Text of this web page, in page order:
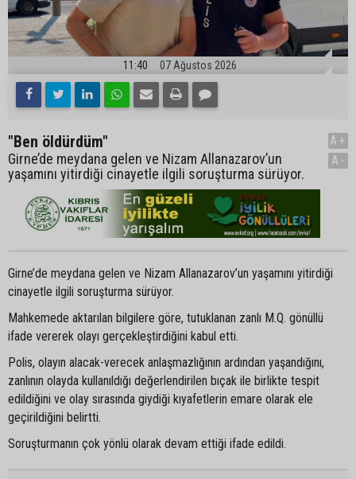
11:40 07 Ağustos 2026
"Ben öldürdüm"
Girne’de meydana gelen ve Nizam Allanazarov’un
yaşamını yitirdiği cinayetle ilgili soruşturma sürüyor.
A+
A-
Girne’de meydana gelen ve Nizam Allanazarov’un yaşamını yitirdiği
cinayetle ilgili soruşturma sürüyor.
Mahkemede aktarılan bilgilere göre, tutuklanan zanlı M.Q. gönüllü
ifade vererek olayı gerçekleştirdiğini kabul etti.
Polis, olayın alacak-verecek anlaşmazlığının ardından yaşandığını,
zanlının olayda kullanıldığı değerlendirilen bıçak ile birlikte tespit
edildiğini ve olay sırasında giydiği kıyafetlerin emare olarak ele
geçirildiğini belirtti.
Soruşturmanın çok yönlü olarak devam ettiği ifade edildi.